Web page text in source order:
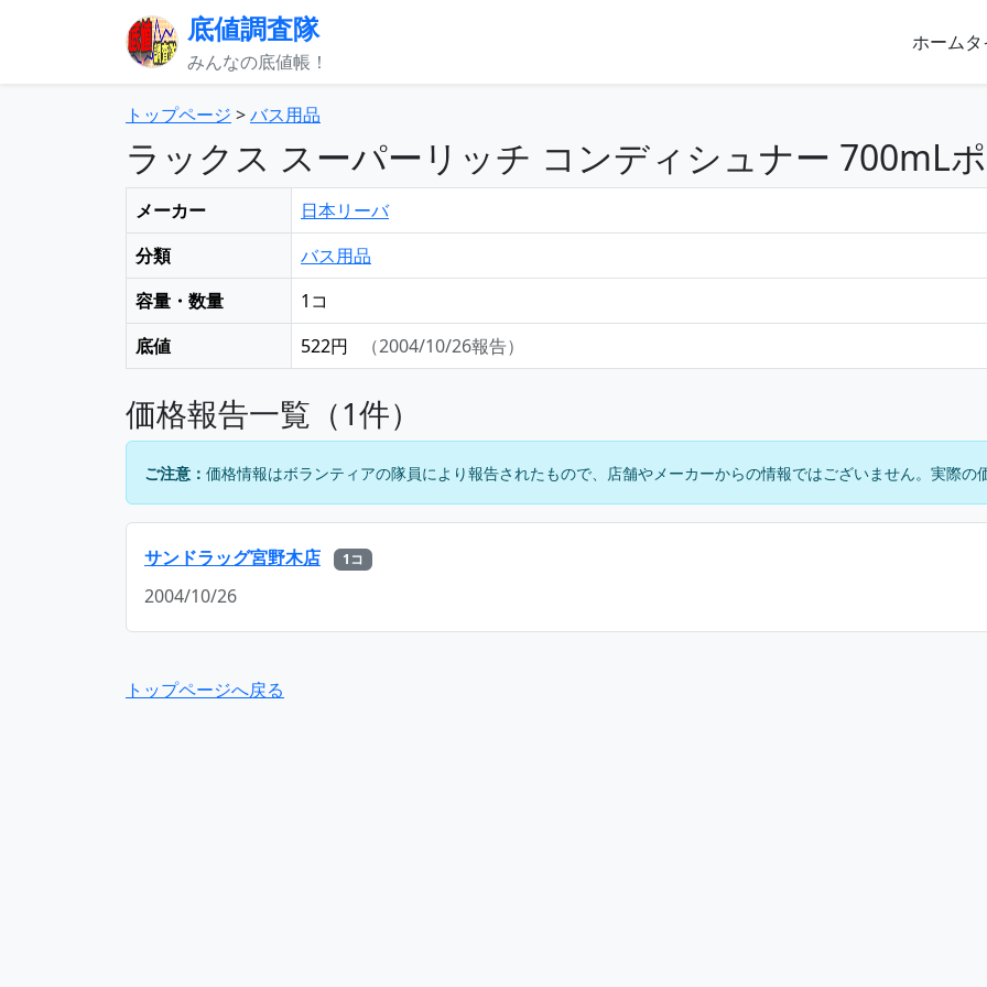
底値調査隊
みんなの底値帳！
ホーム
トップページ >バス用品
ラックス スーパーリッチ コンディシュナー 700mL
メーカー
日本リーバ
分類
バス用品
容量・数量
1コ
底値
522円 （2004/10/26報告）
価格報告一覧（1件）
ご注意： 価格情報はボランティアの隊員により報告されたもので、店舗やメーカーからの情報ではございません。実際の
サンドラッグ宮野木店 1コ
2004/10/26
トップページへ戻る